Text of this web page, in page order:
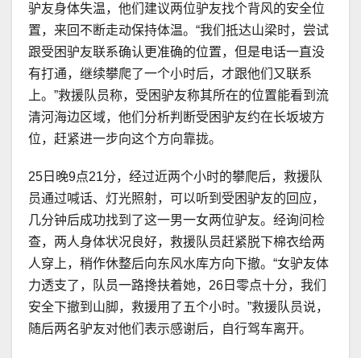
驴友身体失温，他们建议两位驴友找个背风的安全位
置，来回不断走动保持体温。“我们抵达山梁时，尝试
跟受困驴友联系确认更准确的位置，但是电话一直没
有打通，继续攀爬了一个小时后，才跟他们又联系
上。”救援队员称，受困驴友称其所在的位置能看到流
清河海边区域，他们分析判断受困驴友约在长坂坡方
位，赶紧进一步向这个方向靠拢。
25日晚9点21分，经过近两个小时的攀爬后，救援队
员通过喊话、灯光照射，可以听到受困驴友的回应，
几分钟后成功找到了这一男一女两位驴友。经询问检
查，两人身体状况良好，救援队员赶紧脱下棉衣给两
人穿上，稍作休整后向东风水库方向下撤。“女驴友体
力透支了，队员一路搀扶着她，26日零点十分，我们
安全下撤到山脚，救援用了五个小时。”救援队员说，
随后两名驴友对他们表示感谢后，自行驾车离开。